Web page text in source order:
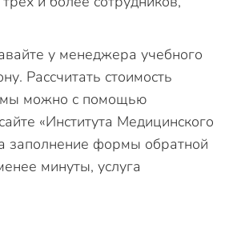
у менеджера учебного
Рассчитать стоимость
можно с помощью
«Института Медицинского
заполнение формы обратной
минуты, услуга